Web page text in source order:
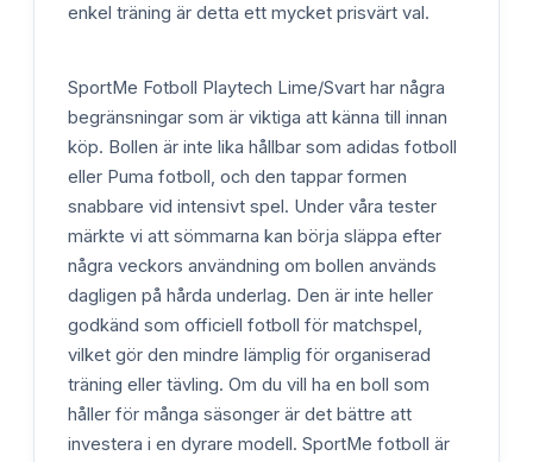
enkel träning är detta ett mycket prisvärt val.
SportMe Fotboll Playtech Lime/Svart har några
begränsningar som är viktiga att känna till innan
köp. Bollen är inte lika hållbar som adidas fotboll
eller Puma fotboll, och den tappar formen
snabbare vid intensivt spel. Under våra tester
märkte vi att sömmarna kan börja släppa efter
några veckors användning om bollen används
dagligen på hårda underlag. Den är inte heller
godkänd som officiell fotboll för matchspel,
vilket gör den mindre lämplig för organiserad
träning eller tävling. Om du vill ha en boll som
håller för många säsonger är det bättre att
investera i en dyrare modell. SportMe fotboll är